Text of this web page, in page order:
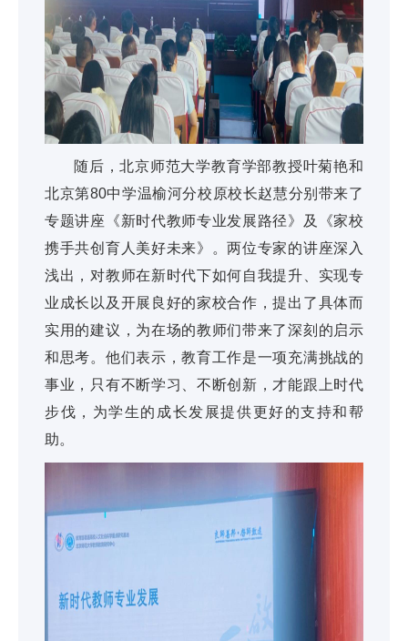
随后，北京师范大学教育学部教授叶菊艳和
北京第80中学温榆河分校原校长赵慧分别带来了
专题讲座《新时代教师专业发展路径》及《家校
携手共创育人美好未来》。两位专家的讲座深入
浅出，对教师在新时代下如何自我提升、实现专
业成长以及开展良好的家校合作，提出了具体而
实用的建议，为在场的教师们带来了深刻的启示
和思考。他们表示，教育工作是一项充满挑战的
事业，只有不断学习、不断创新，才能跟上时代
步伐，为学生的成长发展提供更好的支持和帮
助。